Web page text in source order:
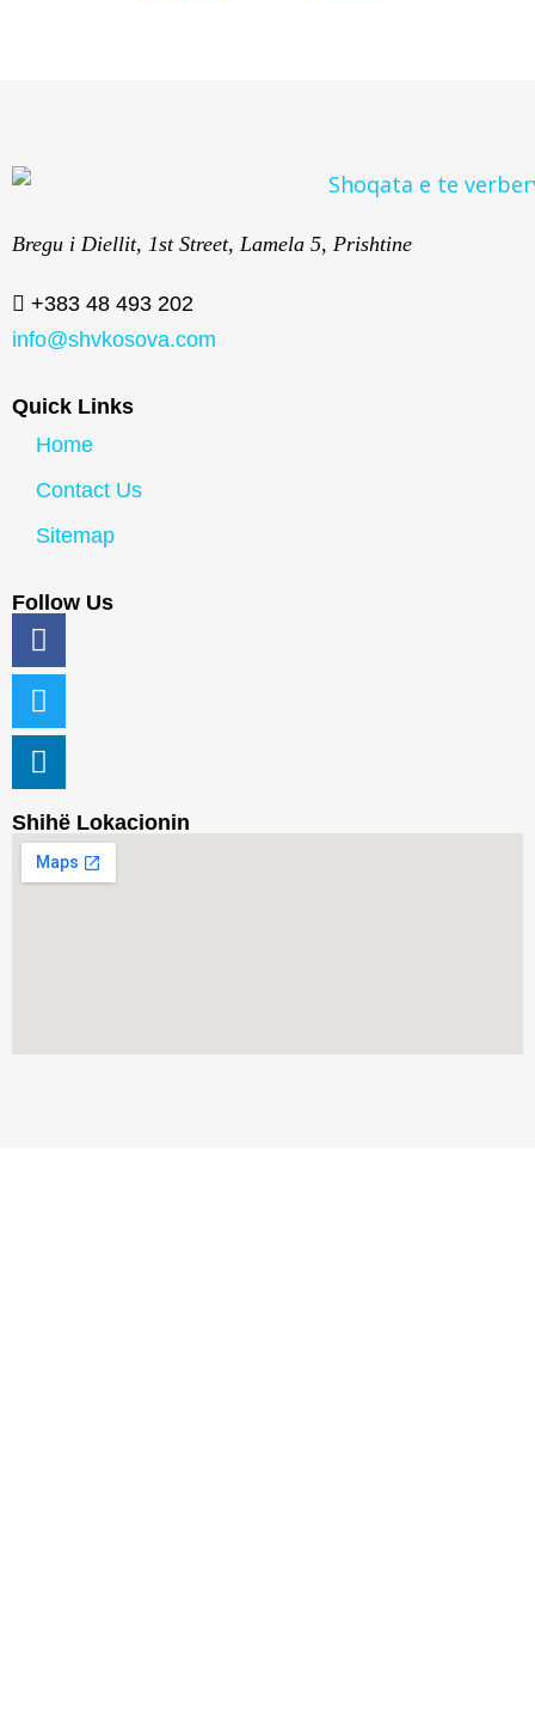
Bregu i Diellit, 1st Street, Lamela 5, Prishtine
+383 48 493 202
info@shvkosova.com
Quick Links
Home
Contact Us
Sitemap
Follow Us
Shihë Lokacionin